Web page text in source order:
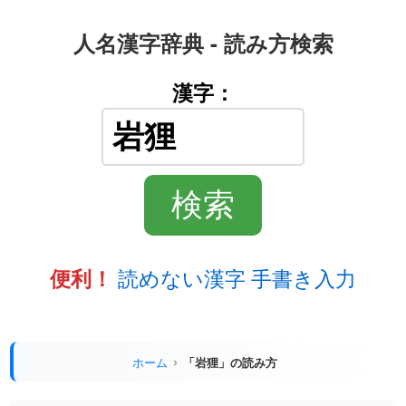
人名漢字辞典 - 読み方検索
漢字：
便利！ 読めない漢字 手書き入力
ホーム 「岩狸」の読み方